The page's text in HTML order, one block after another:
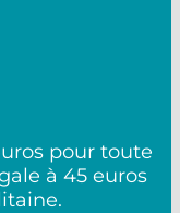
pour toute
à 45 euros